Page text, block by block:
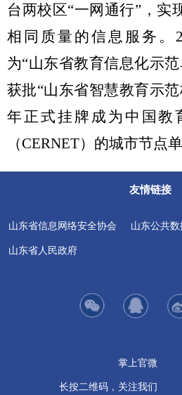
台两校区“一网通行”，实
相同质量的信息服务。
为“山东省教育信息化示范
获批“山东省智慧教育示范
年 正式挂牌成为中国教
（CERNET）的城市节点单
友情链接
山东省信息网络安全协会 山东公共
山东省人民政府
掌上官微
长按二维码，关注我们